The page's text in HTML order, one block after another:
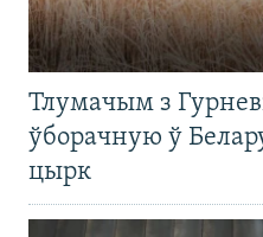
Тлумачым з
ўборачную ў
цырк